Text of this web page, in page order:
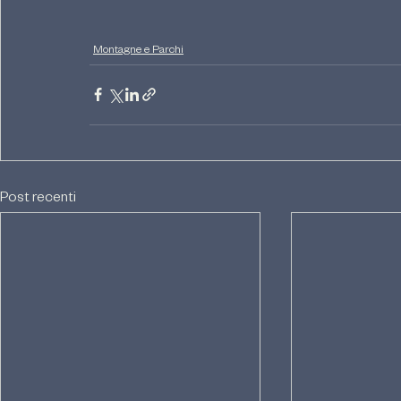
Montagne e Parchi
Post recenti